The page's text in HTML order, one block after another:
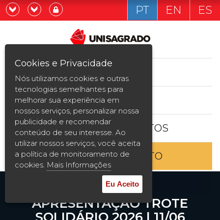
Graduação
Pós-graduação e MBA
Curta Duração
Vestibular
2ª Graduação
Transferência
Reingresso
Já sou estudande
Quero ser estudante
PT EN ES
ESTUDE AQUI
BOLSAS E DESCONTOS
ENTRE EM CONTATO
APRESENTAÇÃO TROTE
Cookies e Privacidade
Nós utilizamos cookies e outras
tecnologias semelhantes para
melhorar sua experiência em
nossos serviços, personalizar nossa
publicidade e recomendar
conteúdo de seu interesse. Ao
utilizar nossos serviços, você aceita
a política de monitoramento de
cookies. Mais Informações
Eu Aceito